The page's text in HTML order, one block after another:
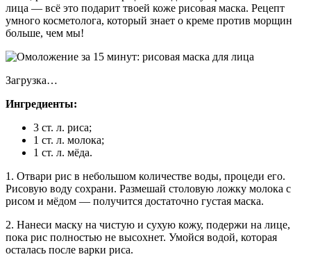
лица — всё это подарит твоей коже рисовая маска. Рецепт
умного косметолога, который знает о креме против морщин
больше, чем мы!
Загрузка…
Ингредиенты:
3 ст. л. риса;
1 ст. л. молока;
1 ст. л. мёда.
1. Отвари рис в небольшом количестве воды, процеди его.
Рисовую воду сохрани. Размешай столовую ложку молока с
рисом и мёдом — получится достаточно густая маска.
2. Нанеси маску на чистую и сухую кожу, подержи на лице,
пока рис полностью не высохнет. Умойся водой, которая
осталась после варки риса.